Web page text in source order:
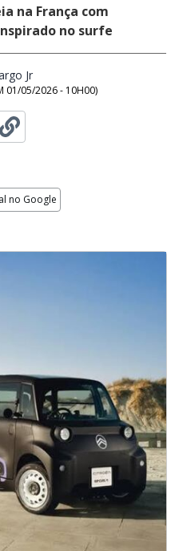
na França com
no surfe
Jr
01/05/2026 - 10H00)
no Google